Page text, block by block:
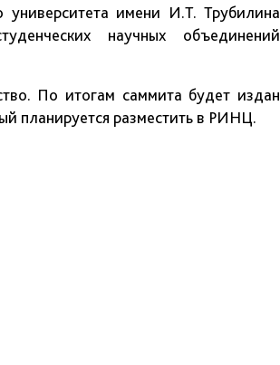
университета имени И.Т. Трубилина
научных объединений
По итогам саммита будет издан
планируется разместить в РИНЦ.